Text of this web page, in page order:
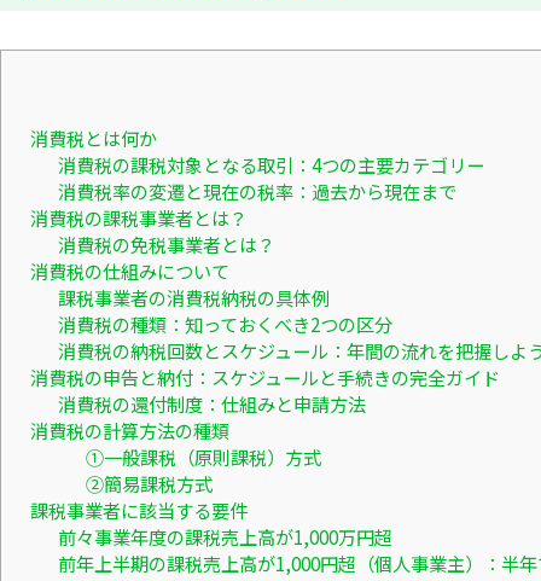
消費税とは何か
消費税の課税対象となる取引：4つの主要カテゴリー
消費税率の変遷と現在の税率：過去から現在まで
消費税の課税事業者とは？
消費税の免税事業者とは？
消費税の仕組みについて
課税事業者の消費税納税の具体例
消費税の種類：知っておくべき2つの区分
消費税の納税回数とスケジュール：年間の流れを把握しよ
消費税の申告と納付：スケジュールと手続きの完全ガイド
消費税の還付制度：仕組みと申請方法
消費税の計算方法の種類
①一般課税（原則課税）方式
②簡易課税方式
課税事業者に該当する要件
前々事業年度の課税売上高が1,000万円超
前年上半期の課税売上高が1,000円超（個人事業主）：半